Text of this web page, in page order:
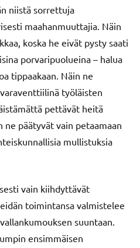
niistä sorrettuja
maahanmuuttajia. Näin
koska he eivät pysty saati
porvaripuolueina – halua
tippaakaan. Näin ne
työläisten
pettävät heitä
päätyvät vain petaamaan
mullistuksia
vain kiihdyttävät
toimintansa valmistelee
suuntaan.
ensimmäisen